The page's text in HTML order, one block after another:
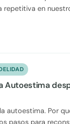
repetitiva en
Autoestima
autoestima. Por
pasos para